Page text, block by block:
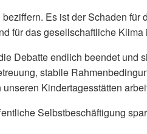
Es ist der Schaden für
für das gesellschaftliche Klima
Debatte endlich beendet und
stabile
Kindertagesstätten
Selbstbeschäftigung